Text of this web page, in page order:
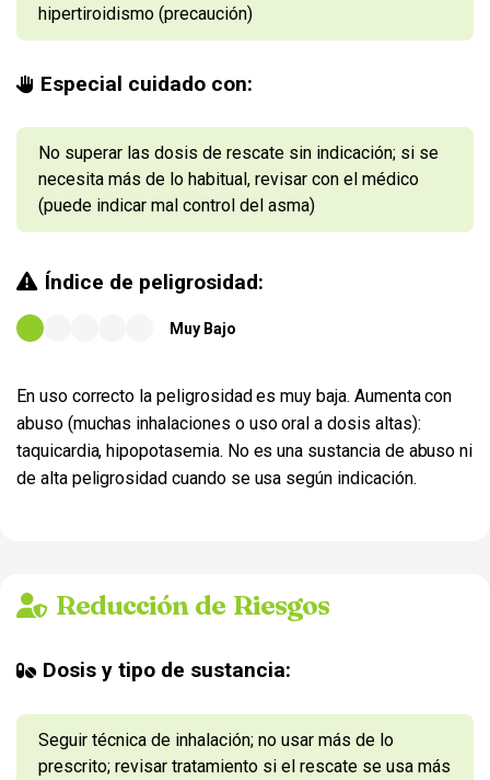
hipertiroidismo (precaución)
Especial cuidado con:
No superar las dosis de rescate sin indicación; si se
necesita más de lo habitual, revisar con el médico
(puede indicar mal control del asma)
Índice de peligrosidad:
Muy Bajo
En uso correcto la peligrosidad es muy baja. Aumenta con
abuso (muchas inhalaciones o uso oral a dosis altas):
taquicardia, hipopotasemia. No es una sustancia de abuso ni
de alta peligrosidad cuando se usa según indicación.
Reducción de Riesgos
Dosis y tipo de sustancia:
Seguir técnica de inhalación; no usar más de lo
prescrito; revisar tratamiento si el rescate se usa más